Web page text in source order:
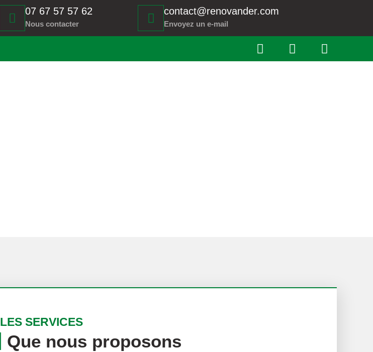
07 67 57 57 62
Nous contacter
contact@renovander.com
Envoyez un e-mail
LES SERVICES
Que nous proposons